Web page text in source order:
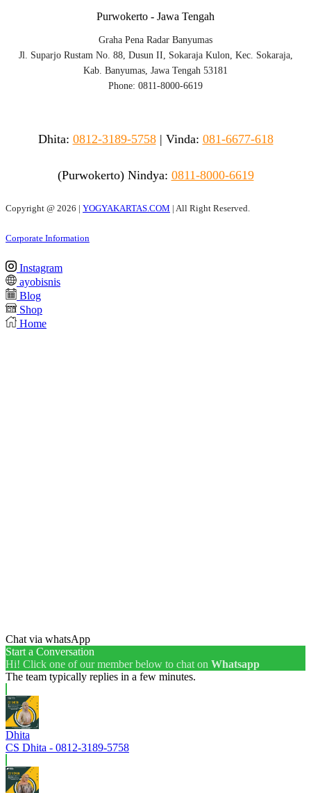
Purwokerto - Jawa Tengah
Graha Pena Radar Banyumas
Jl. Suparjo Rustam No. 88, Dusun II, Sokaraja Kulon, Kec. Sokaraja,
Kab. Banyumas, Jawa Tengah 53181
Phone: 0811-8000-6619
Dhita: 0812-3189-5758| Vinda: 081-6677-618
(Purwokerto) Nindya: 0811-8000-6619
Copyright @ 2026 | YOGYAKARTAS.COM | All Right Reserved.
Corporate Information
Instagram
ayobisnis
Blog
Shop
Home
Chat via whatsApp
Start a Conversation
Hi! Click one of our member below to chat on Whatsapp
The team typically replies in a few minutes.
Dhita
CS Dhita - 0812-3189-5758